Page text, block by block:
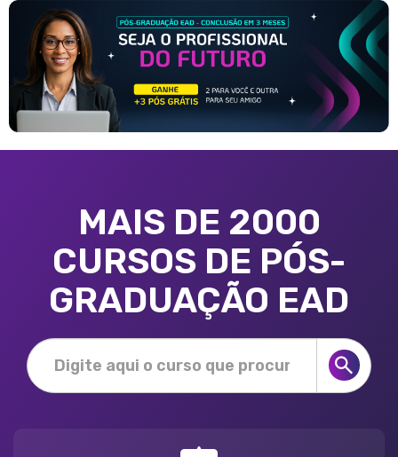
MAIS DE 2000
CURSOS DE PÓS-
GRADUAÇÃO EAD